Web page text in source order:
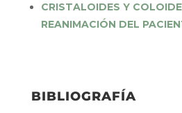
CRISTALOIDES Y
REANIMACIÓN DEL
BIBLIOGRAFÍA